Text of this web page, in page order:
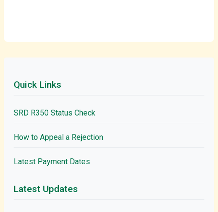
Quick Links
SRD R350 Status Check
How to Appeal a Rejection
Latest Payment Dates
Latest Updates